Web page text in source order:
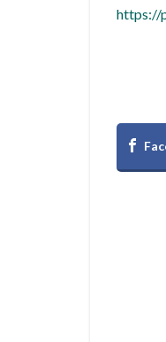
https://